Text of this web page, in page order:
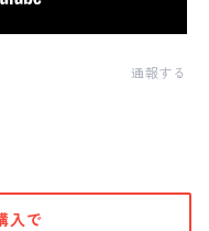
通報する
入で